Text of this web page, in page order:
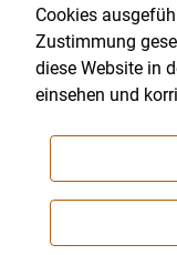
Impressum|Kontakt|
Cookie-Einstellungen
NEWSLETTER
Cookies
Zustimmung
diese Website in
einsehen und